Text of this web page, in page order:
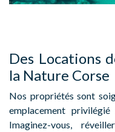
Des Locations
la Nature Corse
Nos propriétés sont
emplacement
Imaginez-vous,